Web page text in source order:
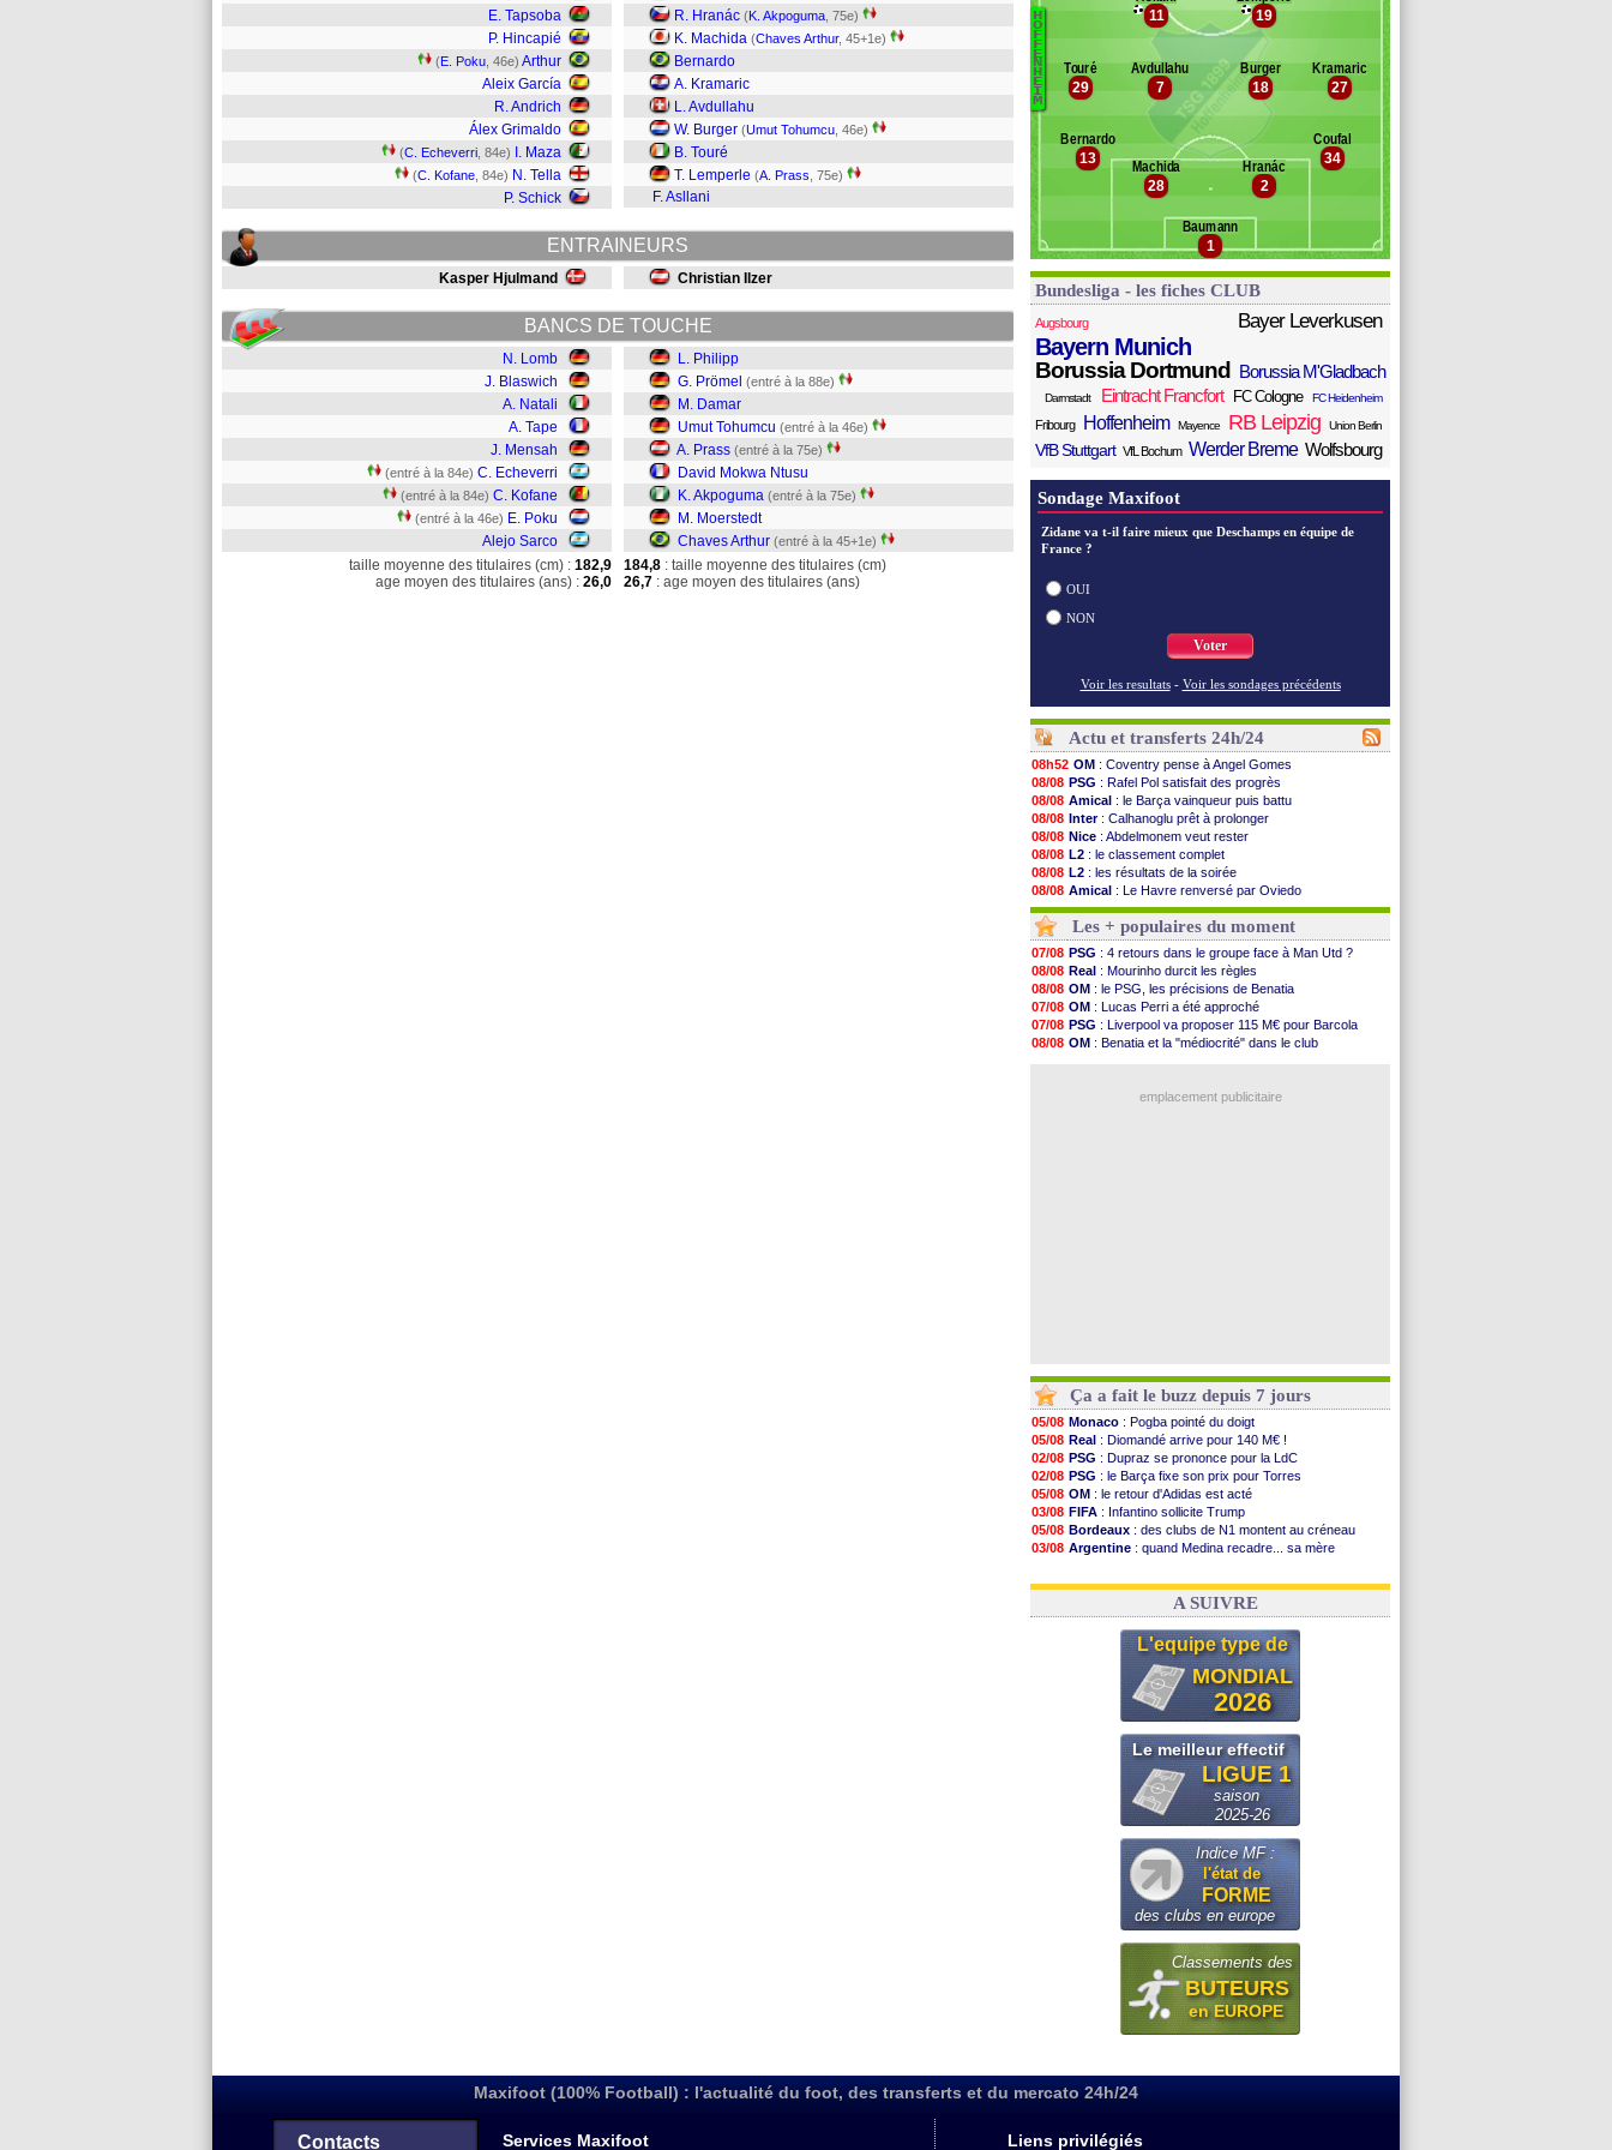
E. Tapsoba
P. Hincapié
(E. Poku , 46e) Arthur
Aleix García
R. Andrich
Álex Grimaldo
(C. Echeverri , 84e) I. Maza
(C. Kofane , 84e) N. Tella
P. Schick
R. Hranác (K. Akpoguma , 75e)
K. Machida (Chaves Arthur, 45+1e)
Bernardo
A. Kramaric
L. Avdullahu
W. Burger (Umut Tohumcu , 46e)
B. Touré
T. Lemperle (A. Prass , 75e)
F. Asllani
ENTRAINEURS
Kasper Hjulmand Christian Ilzer
BANCS DE TOUCHE
N. Lomb
J. Blaswich
A. Natali
A. Tape
J. Mensah
(entré à la 84e) C. Echeverri
(entré à la 84e) C. Kofane
(entré à la 46e) E. Poku
Alejo Sarco
L. Philipp
G. Prömel (entré à la 88e)
M. Damar
Umut Tohumcu (entré à la 46e)
A. Prass (entré à la 75e)
David Mokwa Ntusu
K. Akpoguma (entré à la 75e)
M. Moerstedt
Chaves Arthur (entré à la 45+1e)
taille moyenne des titulaires (cm) : 182,9
age moyen des titulaires (ans) : 26,0
184,8 : taille moyenne des titulaires (cm)
26,7 : age moyen des titulaires (ans)
Banc des remplaçantsHoffenheim
Moerstedt
Akpoguma
Mokwa Ntusu
Prass
Tohumcu
H
O
F
F
E
N
H
E
I
M
1
Baumann
2
Hranác
28
Machida 34
Coufal
13
Bernardo
27
Kramaric
18
Burger
7
Avdullahu
29
Touré
19
11
Bundesliga - les fiches CLUB
Augsbourg Bayer Leverkusen
Bayern Munich
Borussia Dortmund Borussia M'Gladbach
Darmstadt Eintracht Francfort FC Cologne FC Heidenheim
Fribourg Hoffenheim Mayence RB Leipzig Union Berlin
VfB Stuttgart VfL Bochum Werder Breme Wolfsbourg
Sondage Maxifoot
Zidane va t-il faire mieux que Deschamps en équipe de
France ?
OUI
NON
Voter
Voir les resultats - Voir les sondages précédents
Actu et transferts 24h/24
08h52 OM : Coventry pense à Angel Gomes
08/08 PSG : Rafel Pol satisfait des progrès
08/08 Amical : le Barça vainqueur puis battu
08/08 Inter : Calhanoglu prêt à prolonger
08/08 Nice : Abdelmonem veut rester
08/08 L2 : le classement complet
08/08 L2 : les résultats de la soirée
08/08 Amical : Le Havre renversé par Oviedo
08/08 Amical: Nice battu aux tirs au but
08/08
Benfica : Ivanovic proche de Lens
08/08 OM: Dupraz "alarmé" par la situation
08/08 Atletico : Alvarez, le Barça va revoir son offre
08/08 Lorient: Mbamba prêté par Leverkusen (officiel)
08/08 Amical: le Real bat Ferencvaros
08/08 Naples: Lukaku dit oui à Fenerbahçe
08/08 Amical: Brest arrache le nul contre Venise
08/08 Amical: un nouveau nul pour Le Mans
: Angers fait tomber Lorient
Les + populaires du moment
07/08 PSG : 4 retours dans le groupe face à Man Utd ?
08/08 Real : Mourinho durcit les règles
08/08 OM : le PSG, les précisions de Benatia
07/08 OM : Lucas Perri a été approché
07/08 PSG : Liverpool va proposer 115 M€ pour Barcola
08/08 OM : Benatia et la "médiocrité" dans le club
emplacement publicitaire
Ça a fait le buzz depuis 7 jours
05/08 Monaco : Pogba pointé du doigt
05/08 Real : Diomandé arrive pour 140 M€ !
02/08 PSG : Dupraz se prononce pour la LdC
02/08 PSG : le Barça fixe son prix pour Torres
05/08 OM : le retour d'Adidas est acté
03/08 FIFA : Infantino sollicite Trump
05/08 Bordeaux : des clubs de N1 montent au créneau
03/08 Argentine : quand Medina recadre... sa mère
06/08 OM: le club prêt à libérer Kondogbia ?
A SUIVRE
L'equipe type de
MONDIAL
2026
Le meilleur effectif
LIGUE 1
saison
2025-26
Indice MF :
l'état de
FORME
des clubs en europe
Classements des
BUTEURS
en EUROPE
Maxifoot (100% Football) : l'actualité du foot, des transferts et du mercato 24h/24
Contacts Services Maxifoot Liens privilégiés